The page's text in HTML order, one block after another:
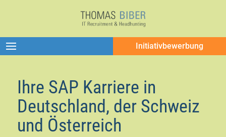
Initiativbewerbung
Ihre SAP Karriere in
Deutschland, der Schweiz
und Österreich